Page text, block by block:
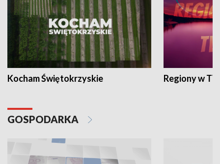
Kocham Świętokrzyskie Regiony w
GOSPODARKA